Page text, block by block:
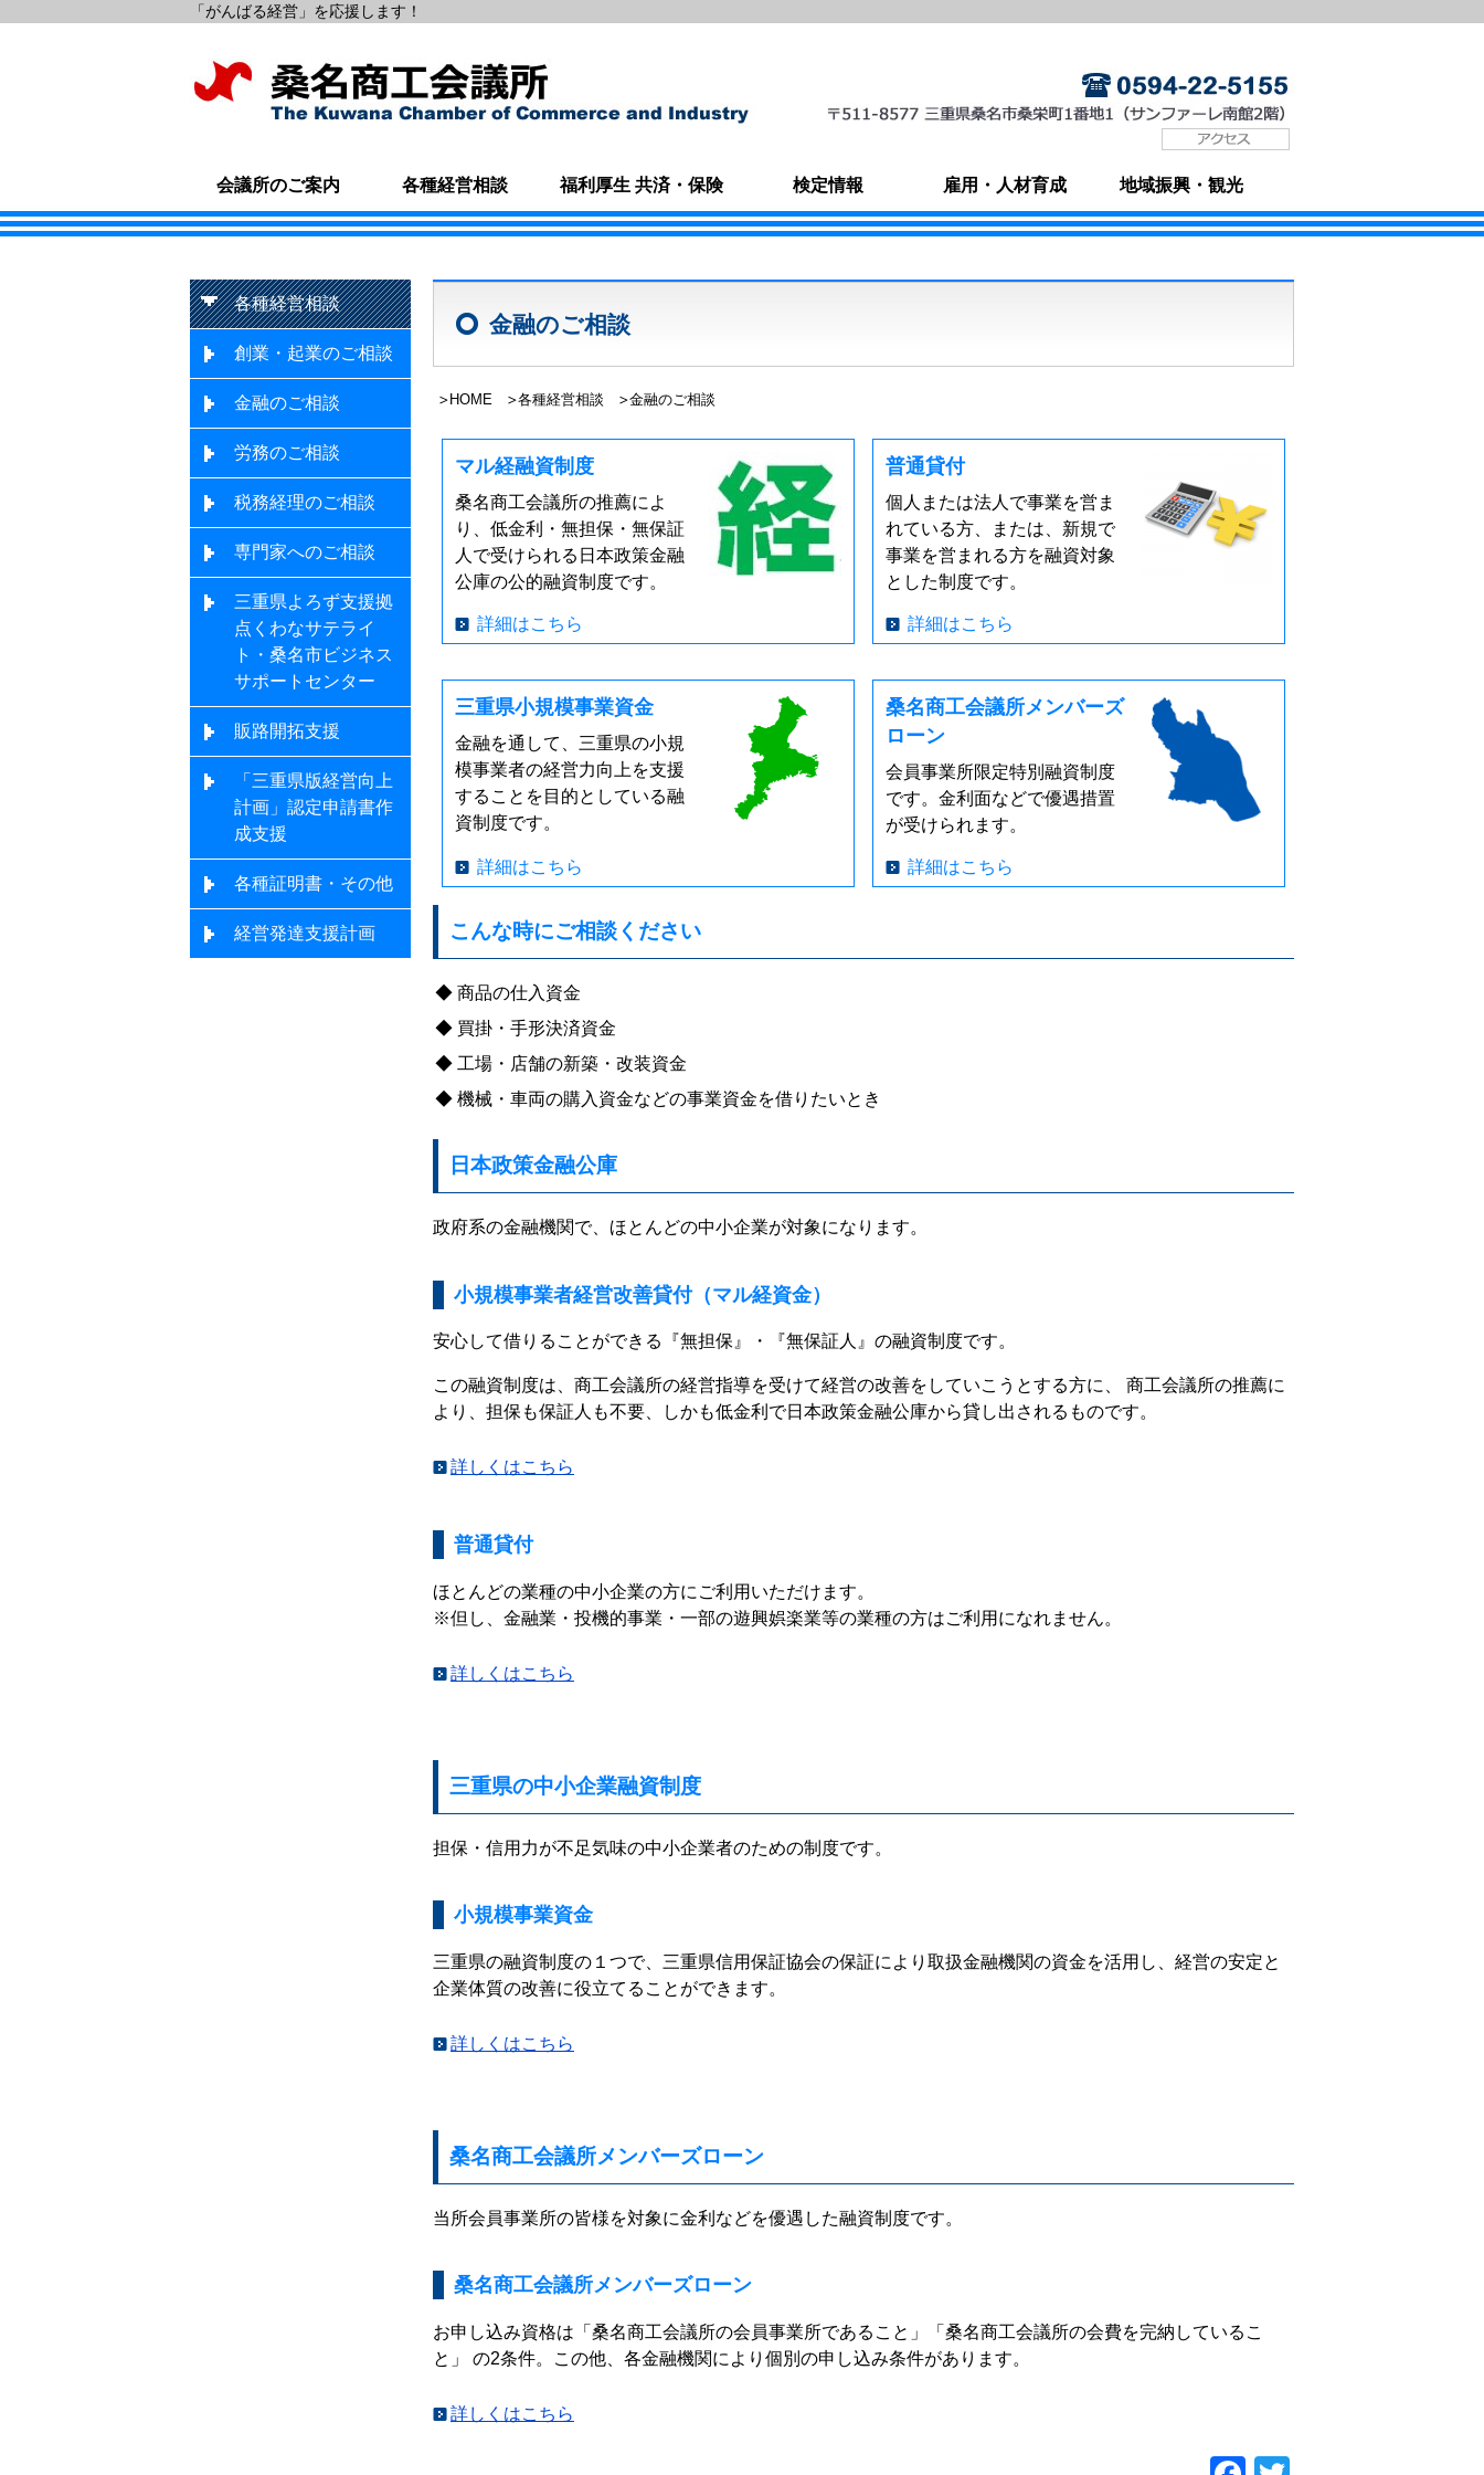
「がんばる経営」を応援します！
会議所のご案内 各種経営相談 福利厚生 共済・保険 検定情報 雇用・人材育成 地域振興・観光
各種経営相談
創業・起業のご相談
金融のご相談
労務のご相談
税務経理のご相談
専門家へのご相談
三重県よろず支援拠
点くわなサテライ
ト・桑名市ビジネス
サポートセンター
販路開拓支援
「三重県版経営向上
計画」認定申請書作
成支援
各種証明書・その他
経営発達支援計画
金融のご相談
HOME 各種経営相談 金融のご相談
マル経融資制度
桑名商工会議所の推薦によ
り、低金利・無担保・無保証
人で受けられる日本政策金融
公庫の公的融資制度です。
詳細はこちら
普通貸付
個人または法人で事業を営ま
れている方、または、新規で
事業を営まれる方を融資対象
とした制度です。
詳細はこちら
三重県小規模事業資金
金融を通して、三重県の小規
模事業者の経営力向上を支援
することを目的としている融
資制度です。
詳細はこちら
桑名商工会議所メンバーズ
ローン
会員事業所限定特別融資制度
です。金利面などで優遇措置
が受けられます。
詳細はこちら
こんな時にご相談ください
商品の仕入資金
買掛・手形決済資金
工場・店舗の新築・改装資金
機械・車両の購入資金などの事業資金を借りたいとき
日本政策金融公庫
政府系の金融機関で、ほとんどの中小企業が対象になります。
小規模事業者経営改善貸付（マル経資金）
安心して借りることができる『無担保』・『無保証人』の融資制度です。
この融資制度は、商工会議所の経営指導を受けて経営の改善をしていこうとする方に、 商工会議所の推薦に
より、担保も保証人も不要、しかも低金利で日本政策金融公庫から貸し出されるものです。
詳しくはこちら
普通貸付
ほとんどの業種の中小企業の方にご利用いただけます。
※但し、金融業・投機的事業・一部の遊興娯楽業等の業種の方はご利用になれません。
詳しくはこちら
三重県の中小企業融資制度
担保・信用力が不足気味の中小企業者のための制度です。
小規模事業資金
三重県の融資制度の１つで、三重県信用保証協会の保証により取扱金融機関の資金を活用し、経営の安定と
企業体質の改善に役立てることができます。
詳しくはこちら
桑名商工会議所メンバーズローン
当所会員事業所の皆様を対象に金利などを優遇した融資制度です。
桑名商工会議所メンバーズローン
お申し込み資格は「桑名商工会議所の会員事業所であること」「桑名商工会議所の会費を完納しているこ
と」 の2条件。この他、各金融機関により個別の申し込み条件があります。
詳しくはこちら